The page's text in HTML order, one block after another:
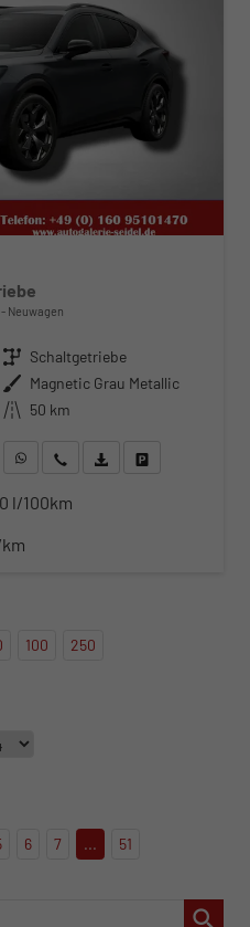
Neuwagen
Getriebe Schaltgetriebe
Außenfarbe Magnetic Grau Metallic
Kilometerstand 50 km
WhatsApp anfragen
Wir rufen Sie anFahrzeugexposé (PDF)
l/100km
100 250
6 7 ... 51